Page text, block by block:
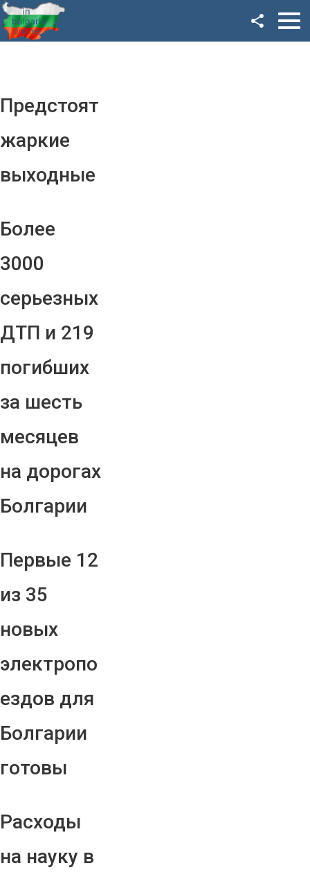
Предстоят
жаркие
выходные
Более
3000
серьезных
ДТП и 219
погибших
за шесть
месяцев
на дорогах
Болгарии
Первые 12
из 35
новых
электропо
ездов для
Болгарии
готовы
Расходы
на науку в